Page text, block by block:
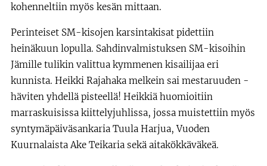
kohenneltiin myös kesän mittaan.
Perinteiset SM-kisojen karsintakisat pidettiin
heinäkuun lopulla. Sahdinvalmistuksen SM-kisoihin
Jämille tulikin valittua kymmenen kisailijaa eri
kunnista. Heikki Rajahaka melkein sai mestaruuden -
häviten yhdellä pisteellä! Heikkiä huomioitiin
marraskuisissa kiittelyjuhlissa, jossa muistettiin myös
syntymäpäiväsankaria Tuula Harjua, Vuoden
Kuurnalaista Ake Teikaria sekä aitakökkäväkeä.